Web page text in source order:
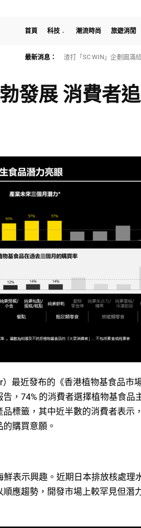
首頁 科技 潮流時尚 旅遊消閒
最新消息： HTX Research發佈最新穩
發展 消費者
最近發布的《香港植物基食品市
，74% 的消費者選擇植物基食品
標籤，其中近半數的消費者表示
購買意願。
表示興趣。近期日本排放核處理
應趨勢，開發市場上較罕見但潛